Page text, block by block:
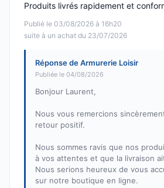
Publié le 03/08/2026 à 16h20
suite à un achat du 23/07/2026
Produits livrés rapidement et
Réponse de Armurerie Loisir
Publiée le 04/08/2026
Bonjour Laurent,
Nous vous remercions
retour positif.
Nous sommes ravis que nos
à vos attentes et que la livraison
Nous serions heureux de vous
sur notre boutique en ligne.